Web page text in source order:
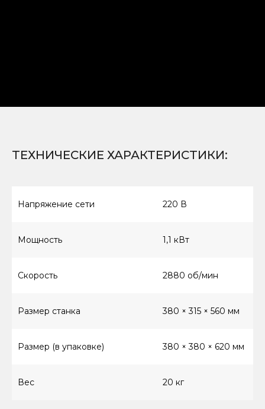
ТЕХНИЧЕСКИЕ ХАРАКТЕРИСТИКИ:
Напряжение сети 220 В
Мощность 1,1 кВт
Скорость 2880 об/мин
Размер станка 380 × 315 × 560 мм
Размер (в упаковке) 380 × 380 × 620 мм
Вес 20 кг